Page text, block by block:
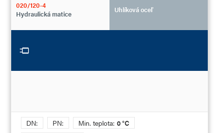
020/120-4
Hydraulická matice
Uhlíková oceľ
DN: PN: Min. teplota:0 °C